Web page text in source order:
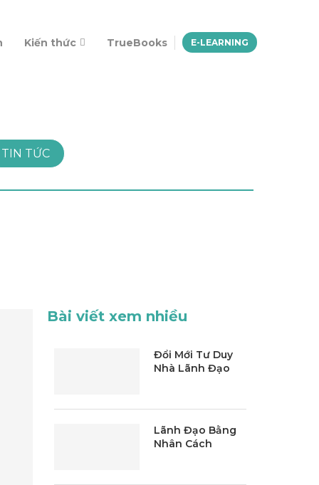
Kiến thức TrueBooks E-LEARNING
TIN TỨC
Bài viết xem nhiều
Đổi Mới Tư Duy
Nhà Lãnh Đạo
Lãnh Đạo Bằng
Nhân Cách